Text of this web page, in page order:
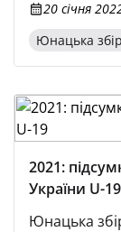
20 січня
Юнацька
2021:
України U-19
Юнацька